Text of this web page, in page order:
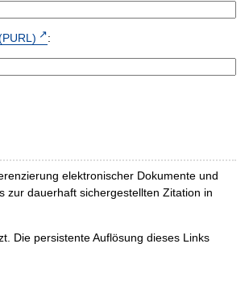
:
elektronischer Dokumente und
zur dauerhaft sichergestellten Zitation in
Die persistente Auflösung dieses Links